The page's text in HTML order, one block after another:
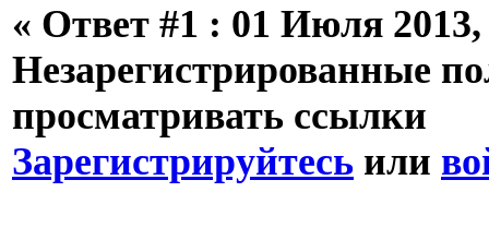
« Ответ #1 : 01 Июля 2013,
Незарегистрированные
просматривать ссылки
Зарегистрируйтесь или